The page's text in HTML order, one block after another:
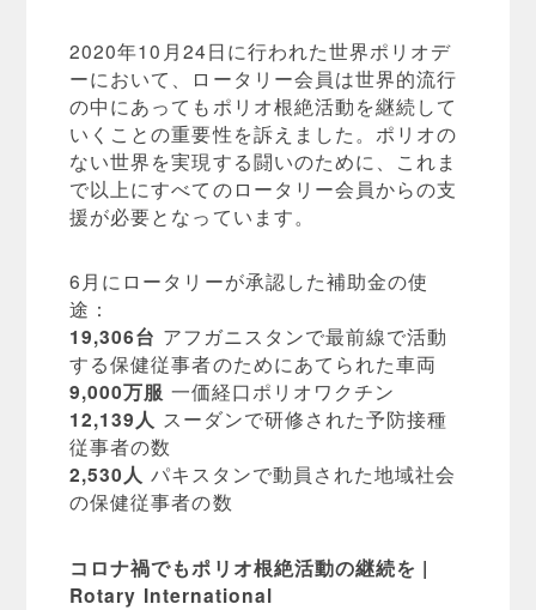
2020年10月24日に行われた世界ポリオデ
ーにおいて、ロータリー会員は世界的流行
の中にあってもポリオ根絶活動を継続して
いくことの重要性を訴えました。ポリオの
ない世界を実現する闘いのために、これま
で以上にすべてのロータリー会員からの支
援が必要となっています。
6月にロータリーが承認した補助金の使
途：
19,306台 アフガニスタンで最前線で活動
する保健従事者のためにあてられた車両
9,000万服 一価経口ポリオワクチン
12,139人 スーダンで研修された予防接種
従事者の数
2,530人 パキスタンで動員された地域社会
の保健従事者の数
コロナ禍でもポリオ根絶活動の継続を |
Rotary International